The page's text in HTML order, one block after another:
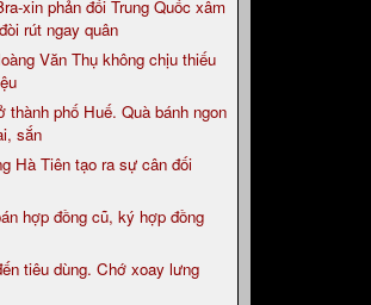
xin phản đối Trung Quốc xâm
rút ngay quân
Văn Thụ không chịu thiếu
thành phố Huế. Quà bánh ngon
sắn
Hà Tiên tạo ra sự cân đối
hợp đồng cũ, ký hợp đồng
tiêu dùng. Chớ xoay lưng